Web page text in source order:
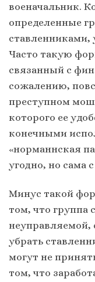
военачальник.
определенные
ставленниками,
Часто такую
связанный с
сожалению,
преступном
которого ее
конечными
«норманнская
угодно, но сама
Минус такой
том, что группа
неуправляемой,
убрать
могут не
том, что